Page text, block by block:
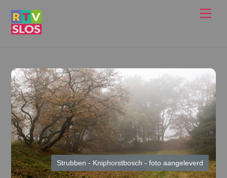
Strubben - Kniphorstbosch - foto aangeleverd